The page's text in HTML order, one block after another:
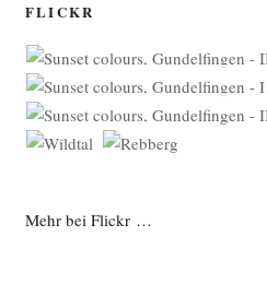
FLICKR
Mehr bei Flickr …